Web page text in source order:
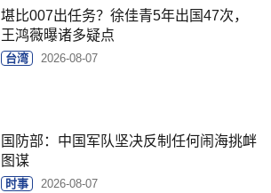
堪比007出任务？徐佳青5年出国47次，
王鸿薇曝诸多疑点
台湾 2026-08-07
国防部：中国军队坚决反制任何闹海挑衅
图谋
时事 2026-08-07